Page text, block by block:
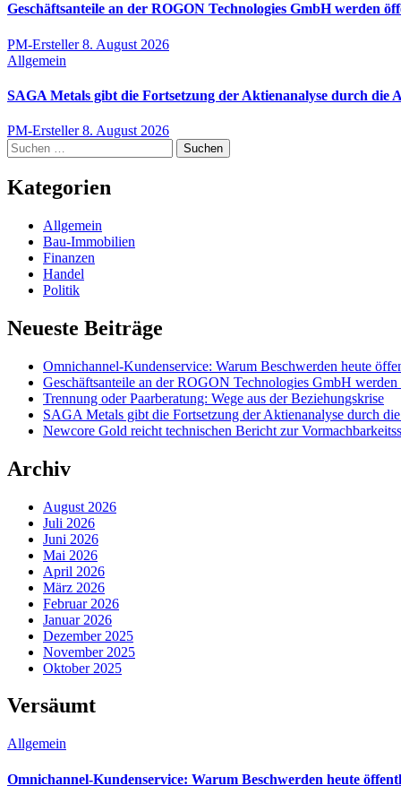
Geschäftsanteile an der ROGON Technologies GmbH werden
PM-Ersteller8. August 2026
Allgemein
SAGA Metals gibt die Fortsetzung der Aktienanalyse durch
PM-Ersteller8. August 2026
Suchen
nach:
Kategorien
Allgemein
Bau-Immobilien
Finanzen
Handel
Politik
Neueste Beiträge
Omnichannel-Kundenservice: Warum Beschwerden heute
Geschäftsanteile an der ROGON Technologies GmbH
Trennung oder Paarberatung: Wege aus der Beziehungskrise
SAGA Metals gibt die Fortsetzung der Aktienanalyse durch
Newcore Gold reicht technischen Bericht zur
Archiv
August 2026
Juli 2026
Juni 2026
Mai 2026
April 2026
März 2026
Februar 2026
Januar 2026
Dezember 2025
November 2025
Oktober 2025
Versäumt
Allgemein
Omnichannel-Kundenservice: Warum Beschwerden heute